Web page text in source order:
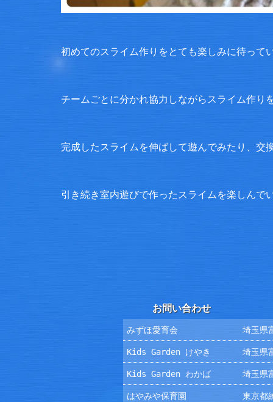
初めてのスライム作りをとても楽しみに待って
チームごとに分かれ協力しながらスライム作り
完成したスライムを伸ばして遊んでみたり、
引き続き室内遊びで作ったスライムを楽しんで
お問い合わせ
みずほ愛育会 埼玉県
Kids Garden けやき 埼玉県
Kids Garden わかば 埼玉県
はやみや保育園 東京都